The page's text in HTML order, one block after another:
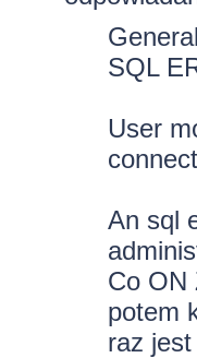
SQL
User
An sql
Co ON
potem
raz